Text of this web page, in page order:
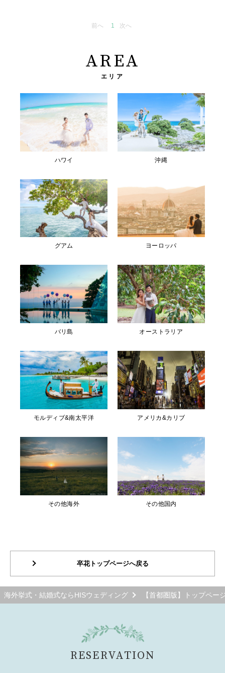
前へ 1 次へ
AREA
エリア
ハワイ 沖縄
グアム ヨーロッパ
バリ島 オーストラリア
モルディブ&南太平洋 アメリカ&カリブ
その他海外 その他国内
卒花トップページへ戻る
海外挙式・結婚式ならHISウェディング 【首都圏版】トップペー
RESERVATION